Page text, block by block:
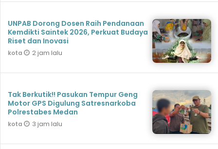
UNPAB Dorong Dosen Raih Pendanaan
Kemdikti Saintek 2026, Perkuat Budaya
Riset dan Inovasi
kota 2 jam lalu
Tak Berkutik!! Pasukan Tempur Geng
Motor GPS Digulung Satresnarkoba
Polrestabes Medan
kota 3 jam lalu